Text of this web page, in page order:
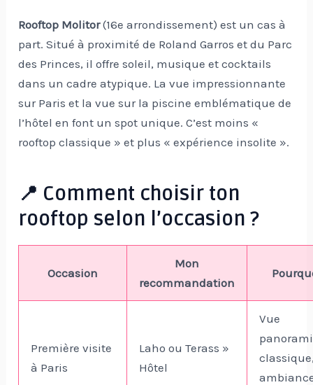
Rooftop Molitor(16e arrondissement) est un cas à
part. Situé à proximité de Roland Garros et du Parc
des Princes, il offre soleil, musique et cocktails
dans un cadre atypique. La vue impressionnante
sur Paris et la vue sur la piscine emblématique de
l’hôtel en font un spot unique. C’est moins «
rooftop classique » et plus « expérience insolite ».
📍 Comment choisir ton
rooftop selon l’occasion ?
Occasion
Mon
recommandation
Première visite
à Paris
Laho ou Terass »
Hôtel
Vue